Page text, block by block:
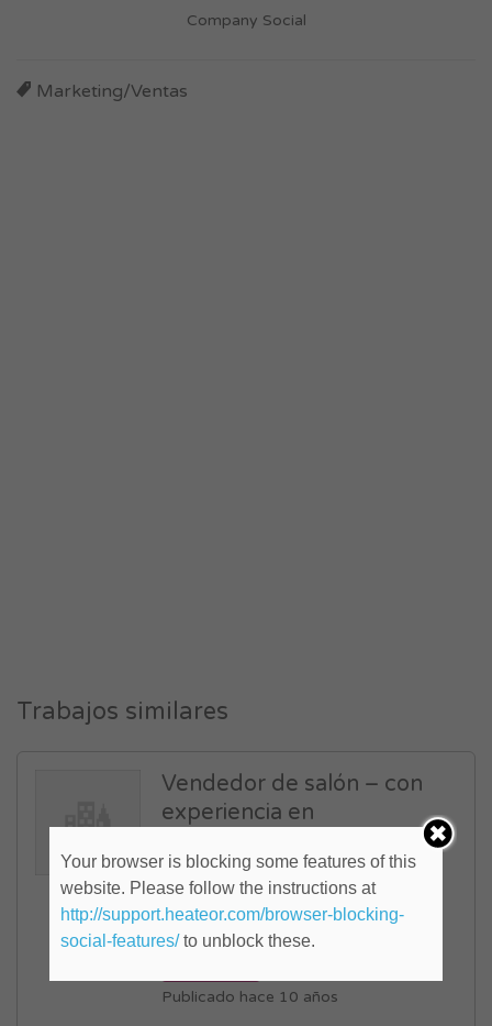
Company Social
Marketing/Ventas
Trabajos similares
Vendedor de salón – con
experiencia en
audio y acesorios (ID:
820543)
Capital Federal,
Publicado hace 10 años
Your browser is blocking some features of this
website. Please follow the instructions at
http://support.heateor.com/browser-blocking-
social-features/to unblock these.